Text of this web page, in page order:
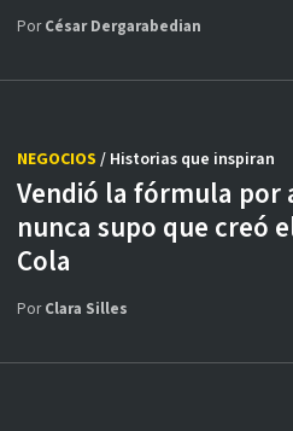
PorCésar Dergarabedian
Vendió la fórmula por
nunca supo que creó
Cola
NEGOCIOS / Historias que inspiran
PorClara Silles